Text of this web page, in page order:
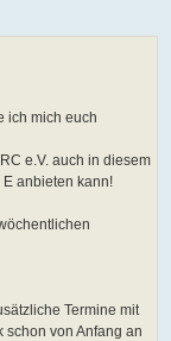
ich mich euch
e.V. auch in diesem
anbieten kann!
Termine mit
schon von Anfang an